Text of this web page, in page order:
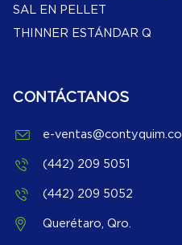
SAL EN PELLET
THINNER ESTÁNDAR Q
CONTÁCTANOS
e-
(442) 209 5051
(442) 209 5052
Querétaro, Qro.